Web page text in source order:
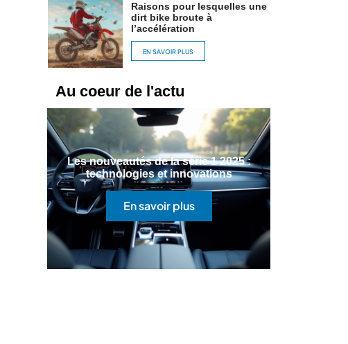
Raisons pour lesquelles une
dirt bike broute à
l’accélération
EN SAVOIR PLUS
Au coeur de l'actu
Les nouveautés de la série 1 2025 :
technologies et innovations
En savoir plus